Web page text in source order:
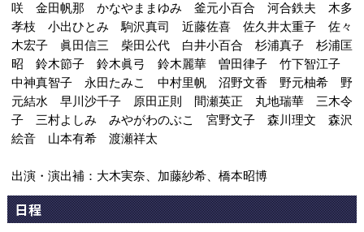
咲 金田帆那 かなやままゆみ 釜元小百合 河合鉄夫 木多
孝枝 小出ひとみ 駒沢真司 近藤佐喜 佐久井太重子 佐々
木宏子 眞田信三 柴田公代 白井小百合 杉浦真子 杉浦匡
昭 鈴木節子 鈴木眞弓 鈴木麗華 曽田律子 竹下智江子
中神真智子 永田たみこ 中村里帆 沼野文香 野元柚希 野
元結水 早川沙千子 原田正則 間瀬英正 丸地瑞華 三木令
子 三村よしみ みやがわのぶこ 宮野文子 森川理文 森沢
絵音 山本有希 渡瀬祥太
出演・演出補：大木実奈、加藤紗希、橋本昭博
日程